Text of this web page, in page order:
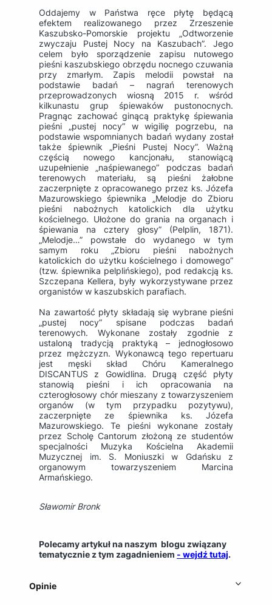
Oddajemy w Państwa ręce płytę będącą
efektem realizowanego przez Zrzeszenie
Kaszubsko-Pomorskie projektu „Odtworzenie
zwyczaju Pustej Nocy na Kaszubach”. Jego
celem było sporządzenie zapisu nutowego
pieśni kaszubskiego obrzędu nocnego czuwania
przy zmarłym. Zapis melodii powstał na
podstawie badań – nagrań terenowych
przeprowadzonych wiosną 2015 r. wśród
kilkunastu grup śpiewaków pustonocnych.
Pragnąc zachować ginącą praktykę śpiewania
pieśni „pustej nocy” w wigilię pogrzebu, na
podstawie wspomnianych badań wydany został
także śpiewnik „Pieśni Pustej Nocy”. Ważną
częścią nowego kancjonału, stanowiącą
uzupełnienie „naśpiewanego” podczas badań
terenowych materiału, są pieśni żałobne
zaczerpnięte z opracowanego przez ks. Józefa
Mazurowskiego śpiewnika „Melodje do Zbioru
pieśni nabożnych katolickich dla użytku
kościelnego. Ułożone do grania na organach i
śpiewania na cztery głosy” (Pelplin, 1871).
„Melodje…” powstałe do wydanego w tym
samym roku „Zbioru pieśni nabożnych
katolickich do użytku kościelnego i domowego”
(tzw. śpiewnika pelplińskiego), pod redakcją ks.
Szczepana Kellera, były wykorzystywane przez
organistów w kaszubskich parafiach.
Na zawartość płyty składają się wybrane pieśni
„pustej nocy” spisane podczas badań
terenowych. Wykonane zostały zgodnie z
ustaloną tradycją praktyką – jednogłosowo
przez mężczyzn. Wykonawcą tego repertuaru
jest męski skład Chóru Kameralnego
DISCANTUS z Gowidlina. Drugą część płyty
stanowią pieśni i ich opracowania na
czterogłosowy chór mieszany z towarzyszeniem
organów (w tym przypadku pozytywu),
zaczerpnięte ze śpiewnika ks. Józefa
Mazurowskiego. Te pieśni wykonane zostały
przez Scholę Cantorum złożoną ze studentów
specjalności Muzyka Kościelna Akademii
Muzycznej im. S. Moniuszki w Gdańsku z
organowym towarzyszeniem Marcina
Armańskiego.
Sławomir Bronk
Polecamy artykuł na naszym blogu związany
tematycznie z tym zagadnieniem - wejdź tutaj.
Opinie